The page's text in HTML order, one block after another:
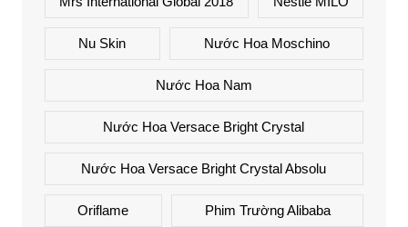
Nu Skin Nước Hoa Moschino
Nước Hoa Nam
Nước Hoa Versace Bright Crystal
Nước Hoa Versace Bright Crystal Absolu
Oriflame Phim Trường Alibaba